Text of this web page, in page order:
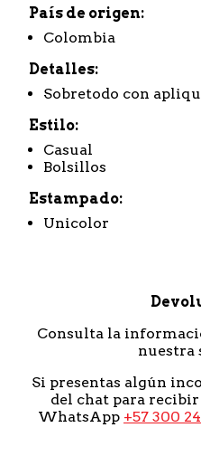
País de origen
Colombia
Detalles
Sobretodo con
Estilo
Casual
Bolsillos
Estampado
Unicolor
Consulta la
nuestra
Si presentas algún
del chat para recibir
WhatsApp +57 300